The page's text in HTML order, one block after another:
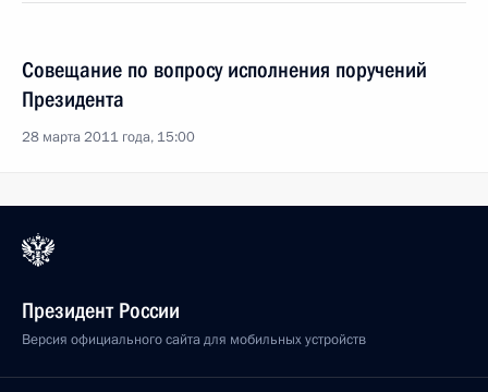
Совещание по вопросу исполнения поручений
Президента
28 марта 2011 года, 15:00
Президент России
Версия официального сайта для мобильных устройств